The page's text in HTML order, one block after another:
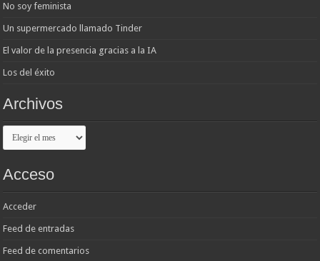
No soy feminista
Un supermercado llamado Tinder
El valor de la presencia gracias a la IA
Los del éxito
Archivos
Archivos
Acceso
Acceder
Feed de entradas
Feed de comentarios